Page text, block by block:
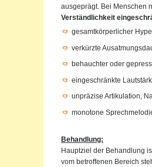
ausgeprägt. Bei Menschen
Verständlichkeit
gesamtkörperlicher
verkürzte
behauchter oder
eingeschränkte
unpräzise Artikulation,
monotone
Behandlung:
Hauptziel der Behandlung
vom betroffenen Bereich